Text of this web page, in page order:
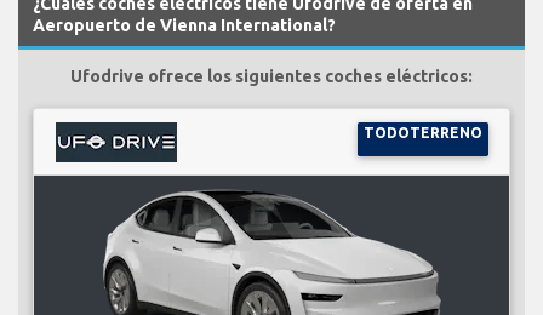
Aeropuerto de Vienna International?
Ufodrive ofrece los siguientes coches eléctricos:
TODOTERRENO